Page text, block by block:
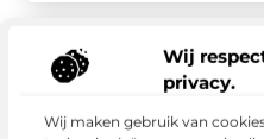
Wij
privacy.
Wij maken gebruik van